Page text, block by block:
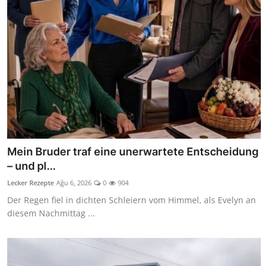
Mein Bruder traf eine unerwartete Entscheidung
– und pl...
Lecker Rezepte Ağu 6, 2026 0 904
Der Regen fiel in dichten Schleiern vom Himmel, als Evelyn an
diesem Nachmittag ...